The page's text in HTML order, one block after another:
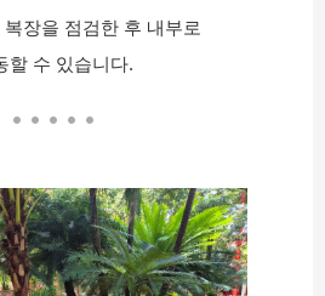
장을 점검한 후 내부로
할 수 있습니다.